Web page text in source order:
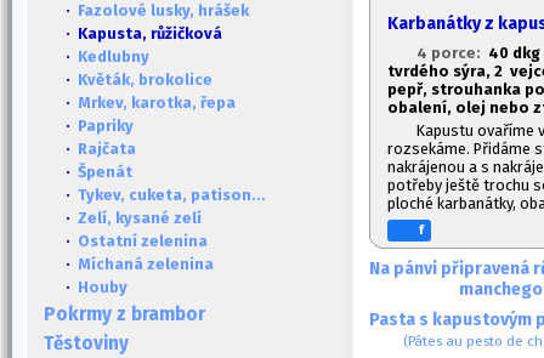
· Fazolové lusky, hrášek
· Kapusta, růžičková
· Kedlubny
· Květák, brokolice
· Mrkev, karotka, řepa
· Papriky
· Rajčata
· Špenát
· Tykev, cuketa, patison...
· Zelí, kysané zelí
· Ostatní zelenina
· Míchaná zelenina
· Houby
Pokrmy z brambor
Těstoviny
Karbanátky z
4 porce: 40
tvrdého sýra, 2
pepř, strouhanka
obalení, olej nebo
Kapustu ovaříme
rozsekáme. Přidáme
nakrájenou a s
potřeby ještě trochu
ploché karbanátky,
f
Na pánvi připravená
manchego
Pasta s kapustovým
(Pâtes au pesto de